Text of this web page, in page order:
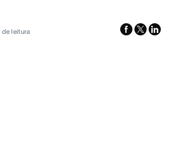
de leitura facebook
x-
linkedin